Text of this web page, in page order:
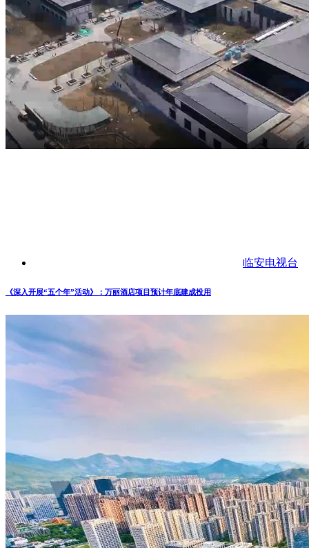
临安电视台
《深入开展“五个年”活动》：万丽酒店项目预计年底建成投用